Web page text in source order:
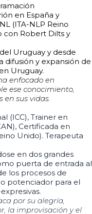
en España y
(ITA-NLP Reino
con Robert Dilts y
Uruguay y desde
difusión y expansión de
Uruguay.
enfocado en
ese conocimiento,
sus vidas.
(ICC), Trainer en
Certificada en
Unido). Terapeuta
en dos grandes
puerta de entrada al
los procesos de
potenciador para el
por su alegría,
la improvisación y el